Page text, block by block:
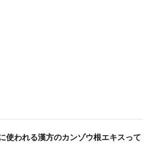
使われる漢方のカンゾウ根エキスって